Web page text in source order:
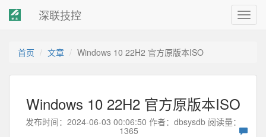
深联技控
首页 文章 Windows 10 22H2 官方原版本ISO
Windows 10 22H2 官方原版本ISO
发布时间：2024-06-03 00:06:50 作者： dbsysdb阅读量：
1365